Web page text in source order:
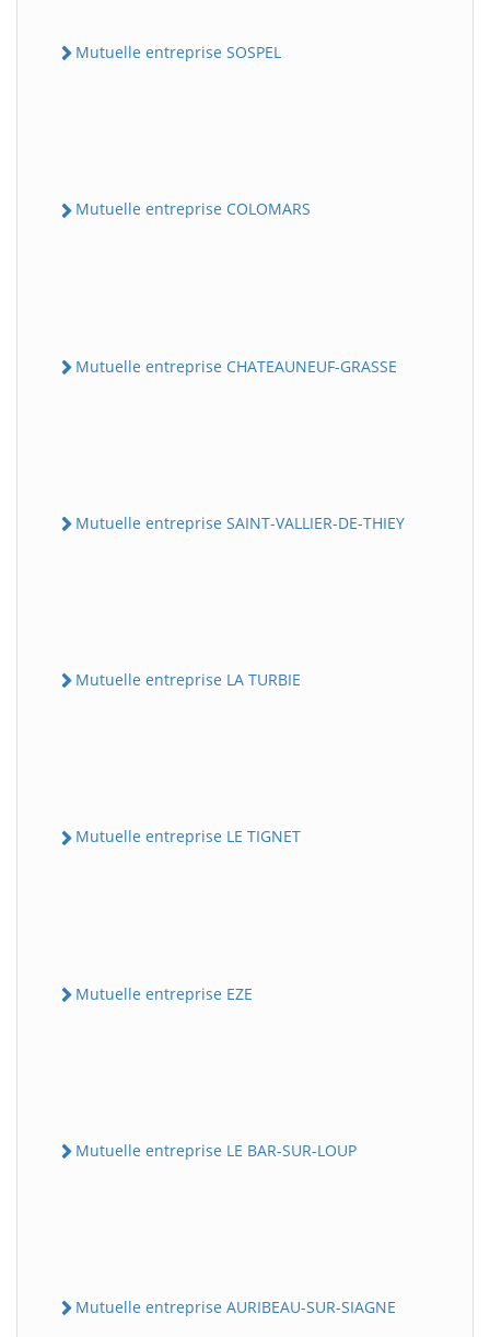
Mutuelle entreprise SOSPEL
Mutuelle entreprise COLOMARS
Mutuelle entreprise CHATEAUNEUF-GRASSE
Mutuelle entreprise SAINT-VALLIER-DE-THIEY
Mutuelle entreprise LA TURBIE
Mutuelle entreprise LE TIGNET
Mutuelle entreprise EZE
Mutuelle entreprise LE BAR-SUR-LOUP
Mutuelle entreprise AURIBEAU-SUR-SIAGNE